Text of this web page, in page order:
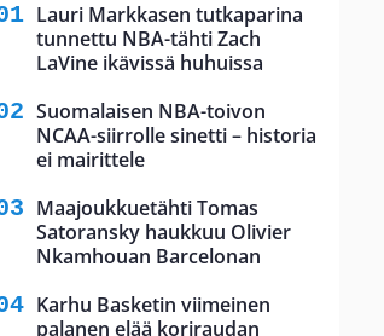
Lauri Markkasen tutkaparina
tunnettu NBA-tähti Zach
LaVine ikävissä huhuissa
Suomalaisen NBA-toivon
NCAA-siirrolle sinetti – historia
ei mairittele
Maajoukkuetähti Tomas
Satoransky haukkuu Olivier
Nkamhouan Barcelonan
Karhu Basketin viimeinen
palanen elää koriraudan